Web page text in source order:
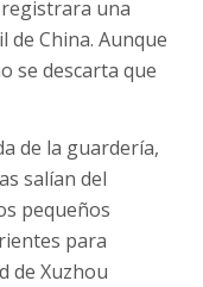
una
China. Aunque
se descarta que
de la guardería,
salían del
pequeños
para
de Xuzhou